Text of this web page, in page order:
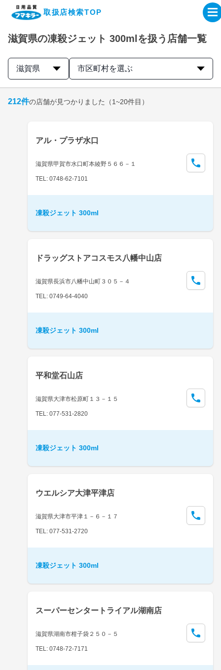
取扱店検索TOP
企業・IR情報サイト
製品情報サイト
オンラインショップ
滋賀県の凍殺ジェット 300mlを扱う店舗一覧
滋賀県 市区町村を選ぶ
212件の店舗が見つかりました （1~20件目）
アル・プラザ水口
滋賀県甲賀市水口町本綾野５６６－１
TEL: 0748-62-7101
凍殺ジェット 300ml
ドラッグストアコスモス八幡中山店
滋賀県長浜市八幡中山町３０５－４
TEL: 0749-64-4040
凍殺ジェット 300ml
平和堂石山店
滋賀県大津市松原町１３－１５
TEL: 077-531-2820
凍殺ジェット 300ml
ウエルシア大津平津店
滋賀県大津市平津１－６－１７
TEL: 077-531-2720
凍殺ジェット 300ml
スーパーセンタートライアル湖南店
滋賀県湖南市柑子袋２５０－５
TEL: 0748-72-7171